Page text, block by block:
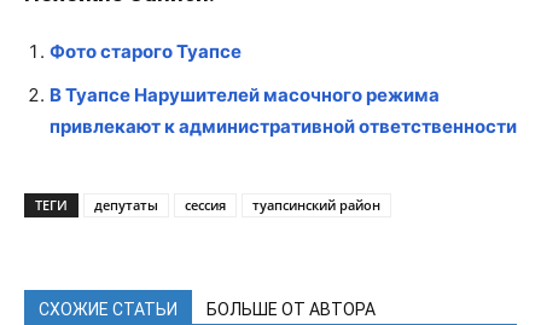
Фото старого Туапсе
В Туапсе Нарушителей масочного режима
привлекают к административной ответственности
ТЕГИ депутаты сессия туапсинский район
СХОЖИЕ СТАТЬИ БОЛЬШЕ ОТ АВТОРА